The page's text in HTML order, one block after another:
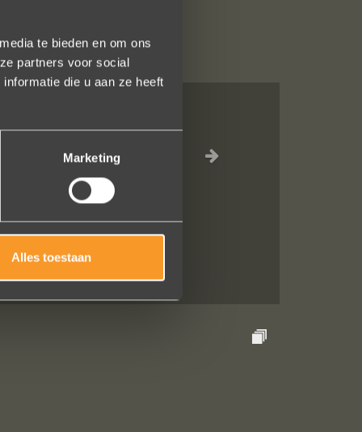
te bieden en om ons
partners voor social
die u aan ze heeft
Marketing
Alles toestaan
is